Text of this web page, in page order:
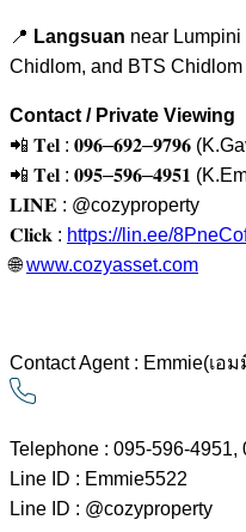
📍 Langsuan near Lumpini
Chidlom, and BTS Chidlom
Contact / Private Viewing
📲 𝐓𝐞𝐥 : 𝟎𝟗𝟔–𝟔𝟗𝟐–𝟗𝟕𝟗𝟔
📲 𝐓𝐞𝐥 : 𝟎𝟗𝟓–𝟓𝟗𝟔–𝟒𝟗𝟓𝟏
𝐋𝐈𝐍𝐄 : @cozyproperty
𝐂𝐥𝐢𝐜𝐤 : https://lin.ee/
🌐 www.cozyasset.com
Contact Agent : Emmie(เอม
Telephone : 095-596-4951,
Line ID : Emmie5522
Line ID : @cozyproperty